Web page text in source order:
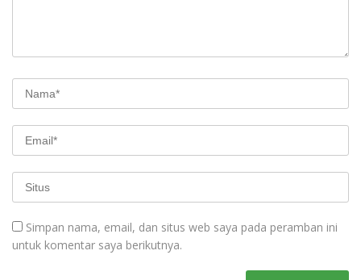
Simpan nama, email, dan situs web saya pada peramban ini
untuk komentar saya berikutnya.